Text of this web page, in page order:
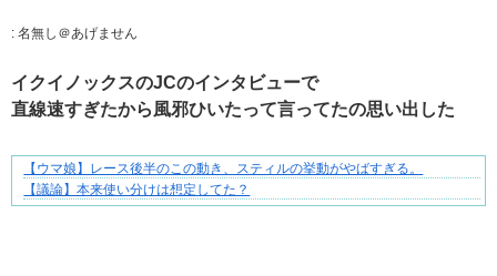
: 名無し＠あげません
イクイノックスのJCのインタビューで
直線速すぎたから風邪ひいたって言ってたの思い出した
不器用な二人が辿り着いた、切なく温かい恋物語
【ウマ娘】レース後半のこの動き、スティルの挙動がやばすぎる。
【議論】本来使い分けは想定してた？